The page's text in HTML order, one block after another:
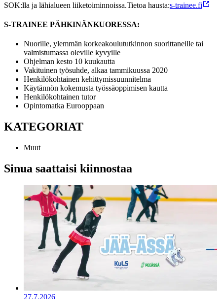
SOK:lla ja lähialueen liiketoiminnoissa.Tietoa hausta:s-trainee.fi
S-TRAINEE PÄHKINÄNKUORESSA:
Nuorille, ylemmän korkeakoulututkinnon suorittaneille tai
valmistumassa oleville kyvyille
Ohjelman kesto 10 kuukautta
Vakituinen työsuhde, alkaa tammikuussa 2020
Henkilökohtainen kehittymissuunnitelma
Käytännön kokemusta työssäoppimisen kautta
Henkilökohtainen tutor
Opintomatka Eurooppaan
KATEGORIAT
Muut
Sinua saattaisi kiinnostaa
27.7.2026